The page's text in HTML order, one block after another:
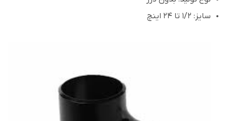
سایز: 1/2 تا 24 اینچ